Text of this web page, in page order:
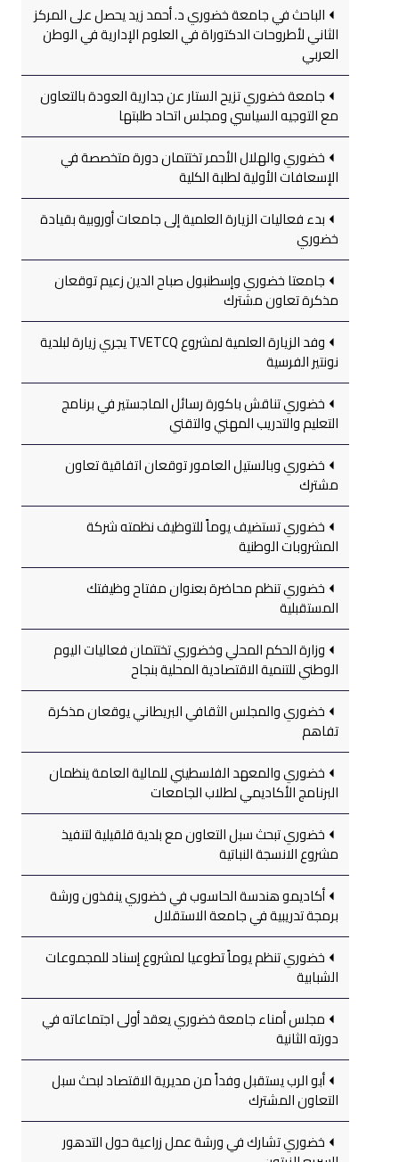
الباحث في جامعة خضوري د. أحمد زيد يحصل على المركز
الثاني لأطروحات الدكتوراة في العلوم الإدارية في الوطن
العربي
جامعة خضوري تزيح الستار عن جدارية العودة بالتعاون
مع التوجيه السياسي ومجلس اتحاد طلبتها
خضوري والهلال الأحمر تختتمان دورة متخصصة في
الإسعافات الأولية لطلبة الكلية
بدء فعاليات الزيارة العلمية إلى جامعات أوروبية بقيادة
خضوري
جامعتا خضوري وإسطنبول صباح الدين زعيم توقعان
مذكرة تعاون مشترك
وفد الزيارة العلمية لمشروع TVETCQ يجري زيارة لبلدية
نونتير الفرسية
خضوري تناقش باكورة رسائل الماجستير في برنامج
التعليم والتدريب المهني والتقني
خضوري وبالستيل العامور توقعان اتفاقية تعاون
مشترك
خضوري تستضيف يوماً للتوظيف نظمته شركة
المشروبات الوطنية
خضوري تنظم محاضرة بعنوان مفتاح وظيفتك
المستقبلية
وزارة الحكم المحلي وخضوري تختتمان فعاليات اليوم
الوطني للتنمية الاقتصادية المحلية بنجاح
خضوري والمجلس الثقافي البريطاني يوقعان مذكرة
تفاهم
خضوري والمعهد الفلسطيني للمالية العامة ينظمان
البرنامج الأكاديمي لطلاب الجامعات
خضوري تبحث سبل التعاون مع بلدية قلقيلية لتنفيذ
مشروع الانسجة النباتية
أكاديمو هندسة الحاسوب في خضوري ينفذون ورشة
برمجة تدريبية في جامعة الاستقلال
خضوري تنظم يوماً تطوعيا لمشروع إسناد للمجموعات
الشبابية
مجلس أمناء جامعة خضوري يعقد أولى اجتماعاته في
دورته الثانية
أبو الرب يستقبل وفداً من مديرية الاقتصاد لبحث سبل
التعاون المشترك
خضوري تشارك في ورشة عمل زراعية حول التدهور